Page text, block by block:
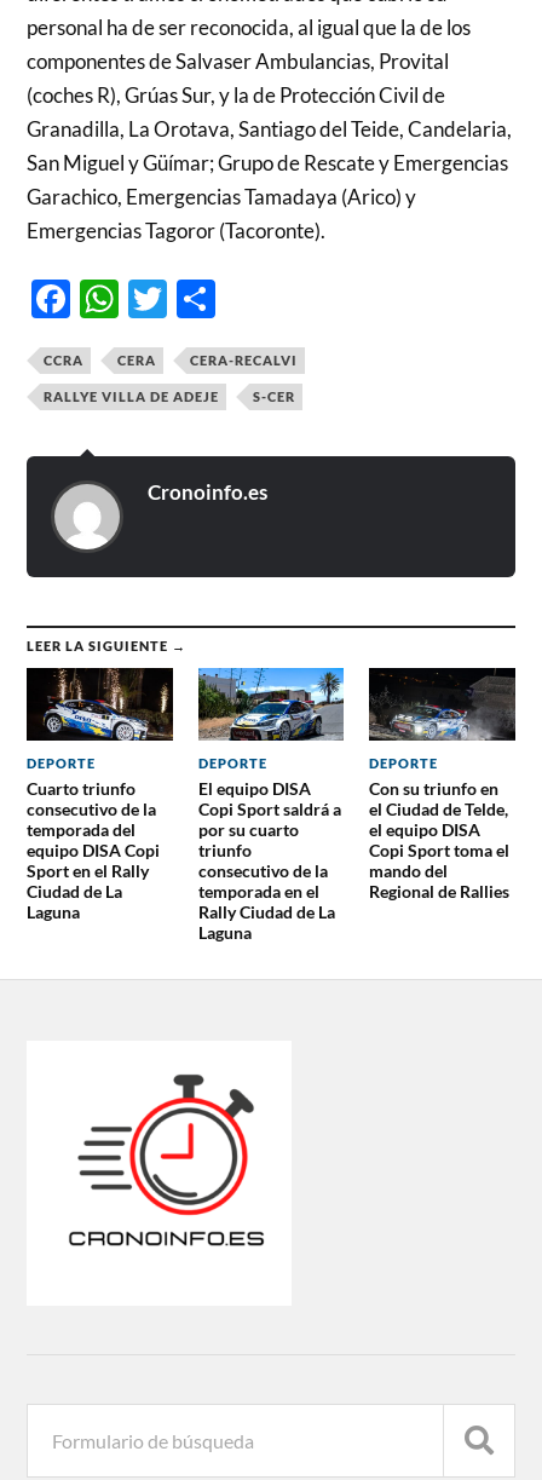
personal ha de ser reconocida, al igual que la de los
componentes de Salvaser Ambulancias, Provital
(coches R), Grúas Sur, y la de Protección Civil de
Granadilla, La Orotava, Santiago del Teide, Candelaria,
San Miguel y Güímar; Grupo de Rescate y Emergencias
Garachico, Emergencias Tamadaya (Arico) y
Emergencias Tagoror (Tacoronte).
Facebook
WhatsApp
Twitter
CCRA CERA CERA-RECALVI
RALLYE VILLA DE ADEJE S-CER
Cronoinfo.es
LEER LA SIGUIENTE →
DEPORTE
Cuarto triunfo
consecutivo de la
temporada del
equipo DISA Copi
Sport en el Rally
Ciudad de La
Laguna
DEPORTE
El equipo DISA
Copi Sport saldrá a
por su cuarto
triunfo
consecutivo de la
temporada en el
Rally Ciudad de La
Laguna
DEPORTE
Con su triunfo en
el Ciudad de Telde,
el equipo DISA
Copi Sport toma el
mando del
Regional de Rallies